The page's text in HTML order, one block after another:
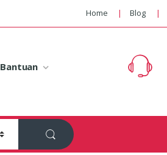
Home Blog
Bantuan